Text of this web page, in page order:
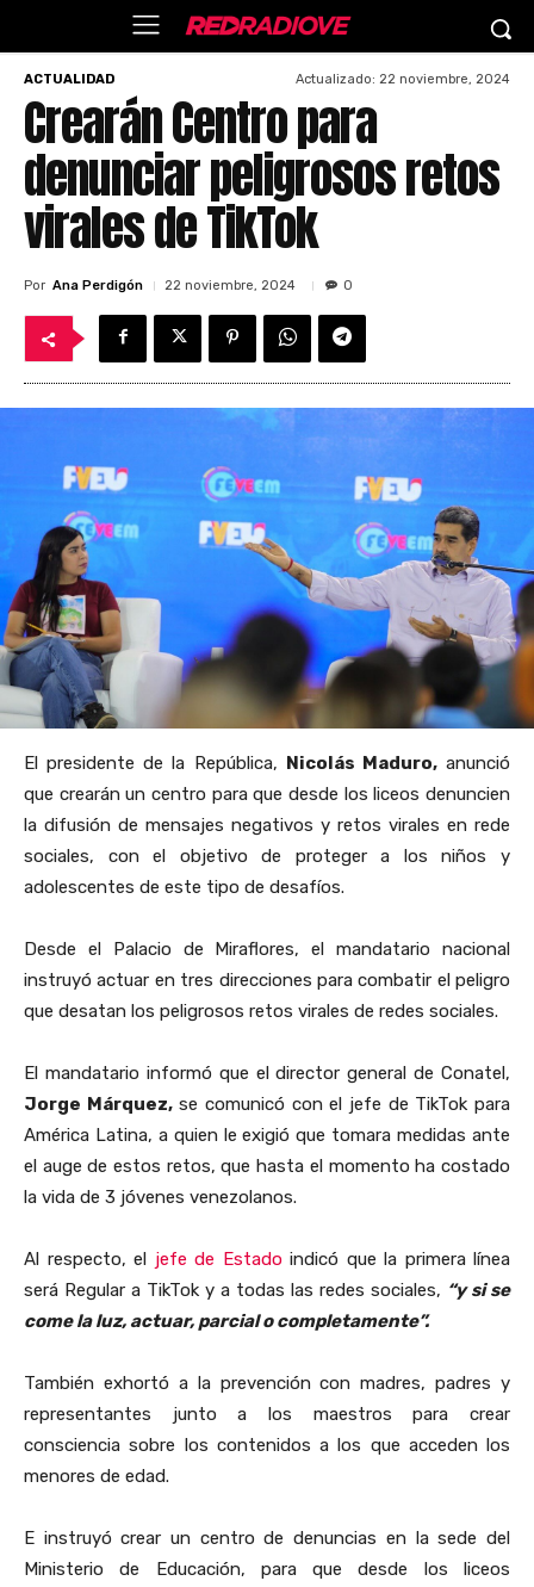
ACTUALIDAD Actualizado: 22 noviembre, 2024
Crearán Centro para
denunciar peligrosos retos
virales de TikTok
Por Ana Perdigón 22 noviembre, 2024 0
El presidente de la República, Nicolás Maduro,anunció
que crearán un centro para que desde los liceos denuncien
la difusión de mensajes negativos y retos virales en rede
sociales, con el objetivo de proteger a los niños y
adolescentes de este tipo de desafíos.
Desde el Palacio de Miraflores, el mandatario nacional
instruyó actuar en tres direcciones para combatir el peligro
que desatan los peligrosos retos virales de redes sociales.
El mandatario informó que el director general de Conatel,
Jorge Márquez,se comunicó con el jefe de TikTok para
América Latina, a quien le exigió que tomara medidas ante
el auge de estos retos, que hasta el momento ha costado
la vida de 3 jóvenes venezolanos.
Al respecto, el jefe de Estadoindicó que la primera línea
será Regular a TikTok y a todas las redes sociales, “y si se
come la luz, actuar, parcial o completamente”.
También exhortó a la prevención con madres, padres y
representantes junto a los maestros para crear
consciencia sobre los contenidos a los que acceden los
menores de edad.
E instruyó crear un centro de denuncias en la sede del
Ministerio de Educación, para que desde los liceos